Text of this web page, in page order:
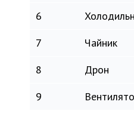
6
7
Чайник
8
Дрон
9